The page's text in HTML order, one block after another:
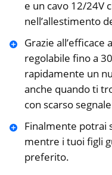
e un cavo 12/24V
nell’allestimento
Grazie
regolabile fino a
rapidamente un
anche quando ti
con scarso segnale
Finalmente potrai
mentre i tuoi figli
preferito.